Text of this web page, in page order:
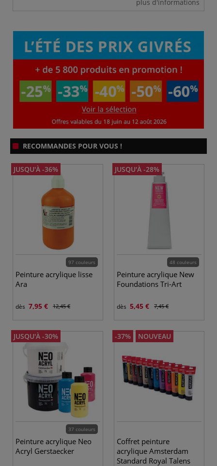
plus d'informations
RECOMMANDES POUR VOUS !
JUSQU'À -36%
97 couleurs
Peinture acrylique lisse
Ara
dès 7,95 € 12,45 €
JUSQU'À -28%
48 couleurs
Peinture acrylique New
Foundations Tri-Art
dès 5,45 € 7,45 €
JUSQU'À -30%
37 couleurs
Peinture acrylique Neo
Acryl Gerstaecker
-37% NOUVEAU
Coffret peinture
acrylique Amsterdam
Standard Royal Talens